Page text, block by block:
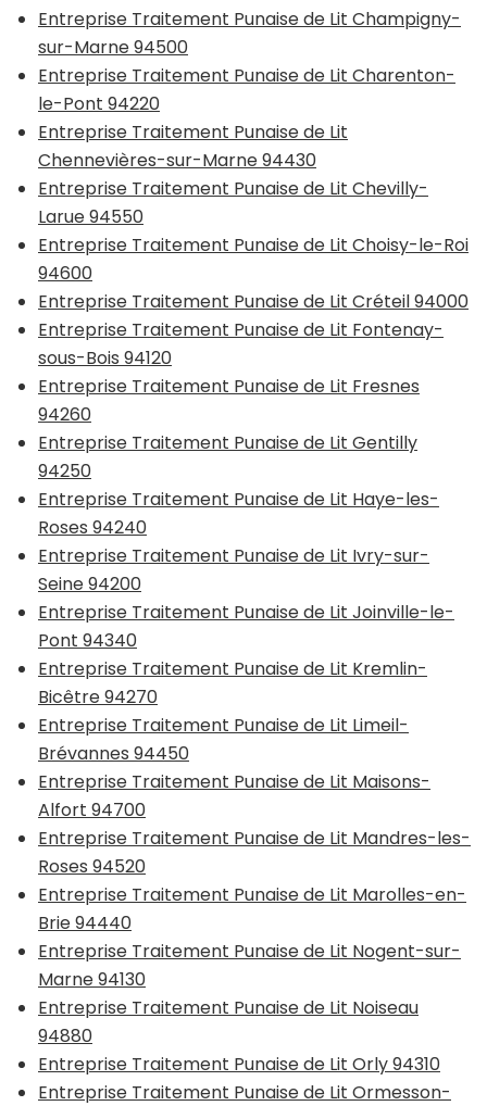
Entreprise Traitement Punaise de Lit Champigny-
sur-Marne 94500
Entreprise Traitement Punaise de Lit Charenton-
le-Pont 94220
Entreprise Traitement Punaise de Lit
Chennevières-sur-Marne 94430
Entreprise Traitement Punaise de Lit Chevilly-
Larue 94550
Entreprise Traitement Punaise de Lit Choisy-le-Roi
94600
Entreprise Traitement Punaise de Lit Créteil 94000
Entreprise Traitement Punaise de Lit Fontenay-
sous-Bois 94120
Entreprise Traitement Punaise de Lit Fresnes
94260
Entreprise Traitement Punaise de Lit Gentilly
94250
Entreprise Traitement Punaise de Lit Haye-les-
Roses 94240
Entreprise Traitement Punaise de Lit Ivry-sur-
Seine 94200
Entreprise Traitement Punaise de Lit Joinville-le-
Pont 94340
Entreprise Traitement Punaise de Lit Kremlin-
Bicêtre 94270
Entreprise Traitement Punaise de Lit Limeil-
Brévannes 94450
Entreprise Traitement Punaise de Lit Maisons-
Alfort 94700
Entreprise Traitement Punaise de Lit Mandres-les-
Roses 94520
Entreprise Traitement Punaise de Lit Marolles-en-
Brie 94440
Entreprise Traitement Punaise de Lit Nogent-sur-
Marne 94130
Entreprise Traitement Punaise de Lit Noiseau
94880
Entreprise Traitement Punaise de Lit Orly 94310
Entreprise Traitement Punaise de Lit Ormesson-